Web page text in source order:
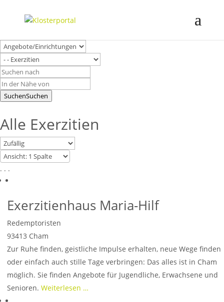
SuchenSuchen
Alle Exerzitien
. . .
Exerzitienhaus Maria-Hilf
Redemptoristen
93413 Cham
Zur Ruhe finden, geistliche Impulse erhalten, neue Wege finden
oder einfach auch stille Tage verbringen: Das alles ist in Cham
möglich. Sie finden Angebote für Jugendliche, Erwachsene und
Senioren. Weiterlesen …